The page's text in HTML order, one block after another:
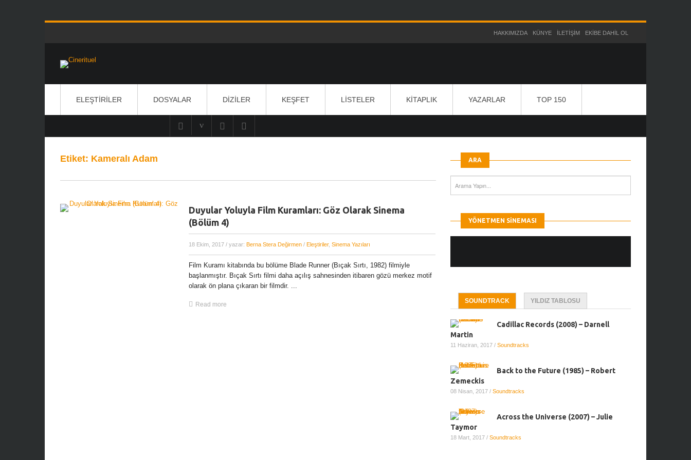
HAKKIMIZDA KÜNYE İLETIŞIM EKIBE DAHIL OL
ELEŞTIRILER DOSYALAR DIZILER KEŞFET LISTELER KITAPLIK YAZARLAR TOP 150
Etiket: Kameralı Adam
Duyular Yoluyla Film Kuramları: Göz Olarak Sinema
(Bölüm 4)
18 Ekim, 2017 / yazar: Berna Stera Değirmen/ Eleştiriler, Sinema Yazıları
Film Kuramı kitabında bu bölüme Blade Runner (Bıçak Sırtı, 1982) filmiyle
başlanmıştır. Bıçak Sırtı filmi daha açılış sahnesinden itibaren gözü merkez motif
olarak ön plana çıkaran bir filmdir. ...
Read more
ARA
YÖNETMEN SINEMASI
SOUNDTRACK YILDIZ TABLOSU
Cadillac Records (2008) – Darnell
Martin
11 Haziran, 2017 / Soundtracks
Back to the Future (1985) – Robert
Zemeckis
08 Nisan, 2017 / Soundtracks
Across the Universe (2007) – Julie
Taymor
18 Mart, 2017 / Soundtracks